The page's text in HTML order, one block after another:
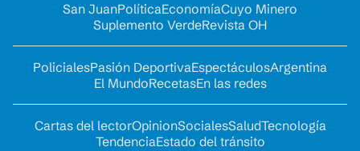
San JuanPolíticaEconomíaCuyo Minero
Suplemento VerdeRevista OH
PolicialesPasión DeportivaEspectáculosArgentina
El MundoRecetasEn las redes
Cartas del lectorOpinionSocialesSaludTecnología
TendenciaEstado del tránsito